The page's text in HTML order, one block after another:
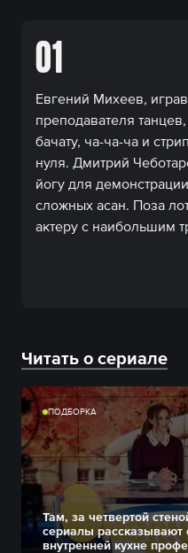
01
Евгений Михеев,
преподавателя
бачату, ча-ча-ча и
нуля. Дмитрий
йогу для
сложных асан. Поза
актеру с наибольшим
Читать о сериале
ПОДБОРКА
Там, за четвертой
сериалы рассказывают
внутренней кухне